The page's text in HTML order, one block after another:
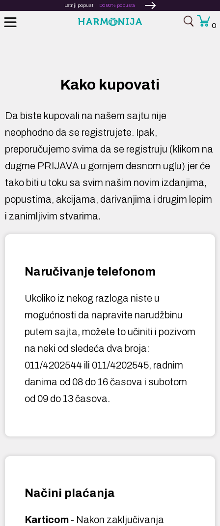
Letnji popust Do 80% popusta
0
Kako kupovati
Da biste kupovali na našem sajtu nije
neophodno da se registrujete. Ipak,
preporučujemo svima da se registruju (klikom na
dugme PRIJAVA u gornjem desnom uglu) jer će
tako biti u toku sa svim našim novim izdanjima,
popustima, akcijama, darivanjima i drugim lepim
i zanimljivim stvarima.
Naručivanje telefonom
Ukoliko iz nekog razloga niste u
mogućnosti da napravite narudžbinu
putem sajta, možete to učiniti i pozivom
na neki od sledeća dva broja:
011/4202544 ili 011/4202545, radnim
danima od 08 do 16 časova i subotom
od 09 do 13 časova.
Načini plaćanja
Karticom - Nakon zaključivanja